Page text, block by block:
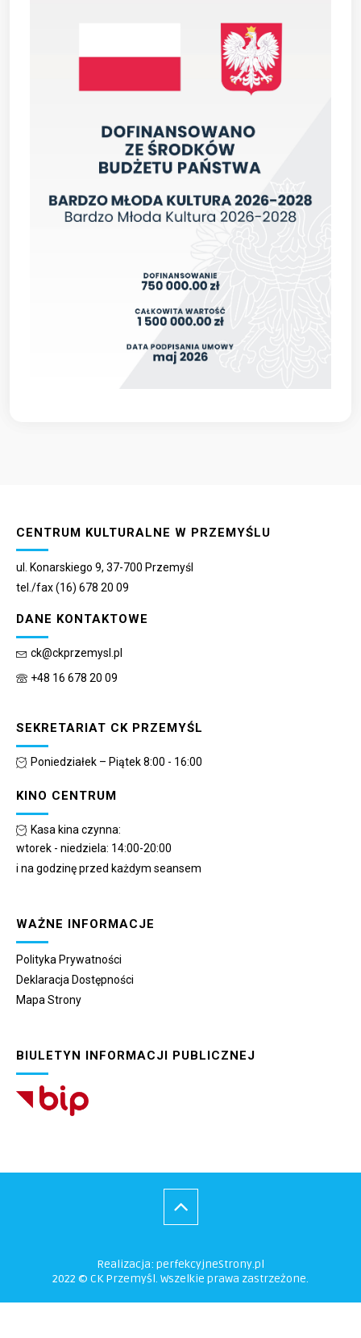
CENTRUM KULTURALNE W PRZEMYŚLU
ul. Konarskiego 9, 37-700 Przemyśl
tel./fax (16) 678 20 09
DANE KONTAKTOWE
ck@ckprzemysl.pl
+48 16 678 20 09
SEKRETARIAT CK PRZEMYŚL
Poniedziałek – Piątek 8:00 - 16:00
KINO CENTRUM
Kasa kina czynna:
wtorek - niedziela: 14:00-20:00
i na godzinę przed każdym seansem
WAŻNE INFORMACJE
Polityka Prywatności
Deklaracja Dostępności
Mapa Strony
BIULETYN INFORMACJI PUBLICZNEJ
Realizacja: perfekcyjneStrony.pl
2022 © CK Przemyśl. Wszelkie prawa zastrzeżone.